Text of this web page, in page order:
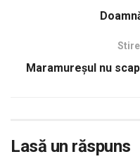
Maramureșul nu
Lasă un răspuns